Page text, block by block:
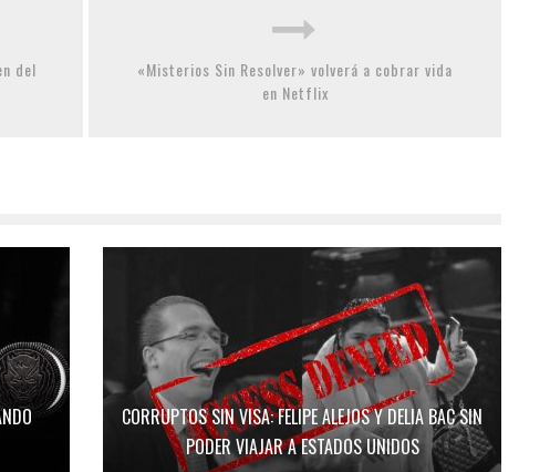
del
«Misterios Sin Resolver» volverá a cobrar vida
en Netflix
CORRUPTOS SIN VISA: FELIPE ALEJOS Y DELIA BAC SIN
PODER VIAJAR A ESTADOS UNIDOS